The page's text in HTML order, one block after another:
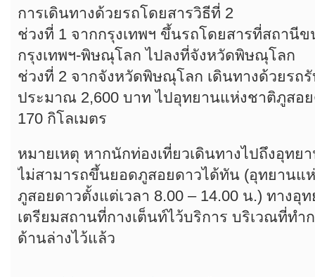
การเดินทางด้วยรถโดยสารวิธีที่ 2
ช่วงที่ 1 จากกรุงเทพฯ ขึ้นรถโดยสารที่สถานี
กรุงเทพฯ-พิษณุโลก ไปลงที่จังหวัดพิษณุโลก
ช่วงที่ 2 จากจังหวัดพิษณุโลก เดินทางด้วยรถ
ประมาณ 2,600 บาท ไปอุทยานแห่งชาติภูสอ
170 กิโลเมตร
หมายเหตุ หากนักท่องเที่ยวเดินทางไปถึงอุท
ไม่สามารถขึ้นยอดภูสอยดาวได้ทัน (อุทยานแ
ภูสอยดาวตั้งแต่เวลา 8.00 – 14.00 น.) ทางอุ
เตรียมสถานที่กางเต็นท์ไว้บริการ บริเวณที่ท
ด้านล่างไว้แล้ว